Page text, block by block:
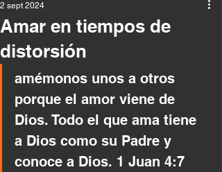
Amar en tiempos de
distorsión
2 sept 2024
amémonos unos a otros
porque el amor viene de
Dios. Todo el que ama tiene
a Dios como su Padre y
conoce a Dios. 1 Juan 4:7